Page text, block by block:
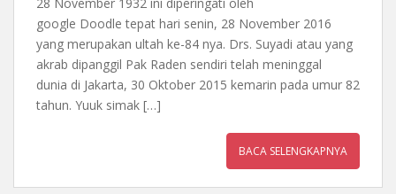
google Doodle tepat hari senin, 28 November 2016
yang merupakan ultah ke-84 nya. Drs. Suyadi atau yang
akrab dipanggil Pak Raden sendiri telah meninggal
dunia di Jakarta, 30 Oktober 2015 kemarin pada umur 82
tahun. Yuuk simak […]
BACA SELENGKAPNYA